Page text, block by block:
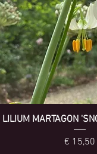
LILIUM MARTAGON
Prijs
€ 15,50